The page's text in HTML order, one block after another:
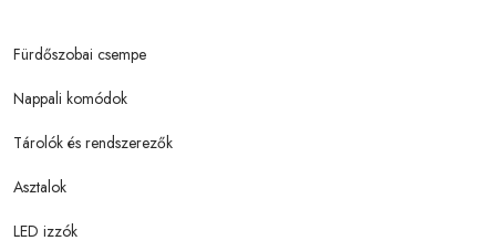
Fürdőszobai csempe
Nappali komódok
Tárolók és rendszerezők
Asztalok
LED izzók